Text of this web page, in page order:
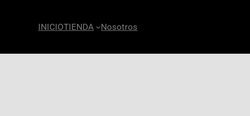
INICIOTIENDA Nosotros